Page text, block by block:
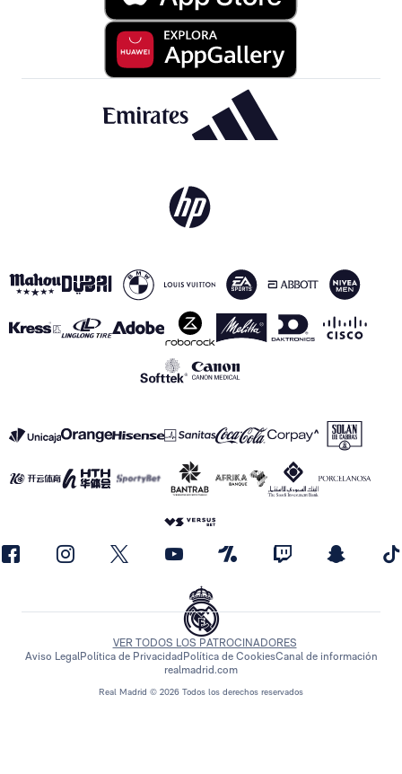
Real Madrid © 2026 Todos los derechos reservados
VER TODOS LOS PATROCINADORES
Aviso LegalPolítica de Privacidad Política de CookiesCanal de información
realmadrid.com